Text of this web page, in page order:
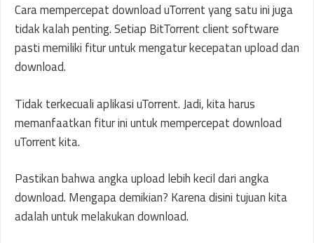
Cara mempercepat download uTorrent yang satu ini juga
tidak kalah penting. Setiap BitTorrent client software
pasti memiliki fitur untuk mengatur kecepatan upload dan
download.
Tidak terkecuali aplikasi uTorrent. Jadi, kita harus
memanfaatkan fitur ini untuk mempercepat download
uTorrent kita.
Pastikan bahwa angka upload lebih kecil dari angka
download. Mengapa demikian? Karena disini tujuan kita
adalah untuk melakukan download.